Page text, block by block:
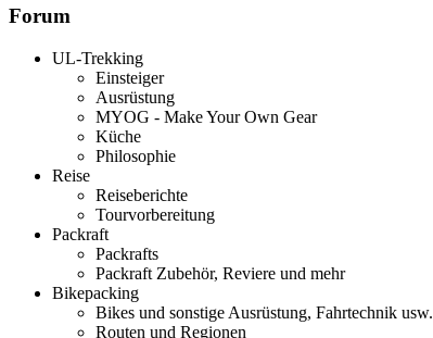
Forum
UL-Trekking
Einsteiger
Ausrüstung
MYOG - Make Your Own Gear
Küche
Philosophie
Reise
Reiseberichte
Tourvorbereitung
Packraft
Packrafts
Packraft Zubehör, Reviere und mehr
Bikepacking
Bikes und sonstige Ausrüstung, Fahrtechnik usw.
Routen und Regionen